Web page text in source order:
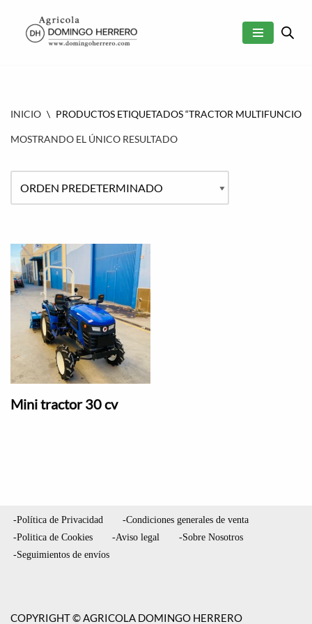
SALTAR
INICIO \ PRODUCTOS ETIQUETADOS “TRACTOR
MOSTRANDO EL ÚNICO RESULTADO
Mini tractor 30 cv
-Política de Privacidad
-Condiciones generales de venta
-Politica de Cookies
-Aviso legal
-Sobre Nosotros
-Seguimientos de envíos
COPYRIGHT © AGRICOLA DOMINGO HERRERO